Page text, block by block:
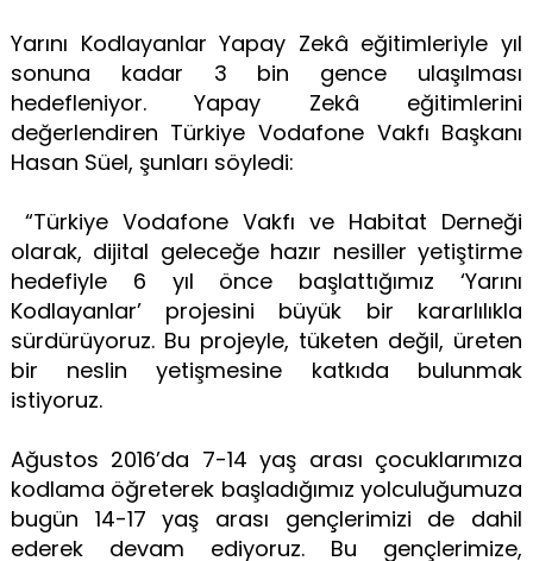
Yarını Kodlayanlar Yapay Zekâ eğitimleriyle yıl
sonuna kadar 3 bin gence ulaşılması
hedefleniyor. Yapay Zekâ eğitimlerini
değerlendiren Türkiye Vodafone Vakfı Başkanı
Hasan Süel, şunları söyledi:
“Türkiye Vodafone Vakfı ve Habitat Derneği
olarak, dijital geleceğe hazır nesiller yetiştirme
hedefiyle 6 yıl önce başlattığımız ‘Yarını
Kodlayanlar’ projesini büyük bir kararlılıkla
sürdürüyoruz. Bu projeyle, tüketen değil, üreten
bir neslin yetişmesine katkıda bulunmak
istiyoruz.
Ağustos 2016’da 7-14 yaş arası çocuklarımıza
kodlama öğreterek başladığımız yolculuğumuza
bugün 14-17 yaş arası gençlerimizi de dahil
ederek devam ediyoruz. Bu gençlerimize,